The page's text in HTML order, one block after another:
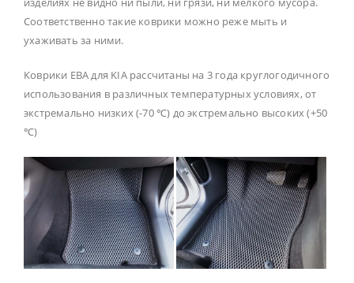
Соответственно такие коврики можно реже мыть и
ухаживать за ними.
Коврики ЕВА для KIA рассчитаны на 3 года круглогодичного
использования в различных температурных условиях, от
экстремально низких (-70 ℃) до экстремально высоких (+50
℃)